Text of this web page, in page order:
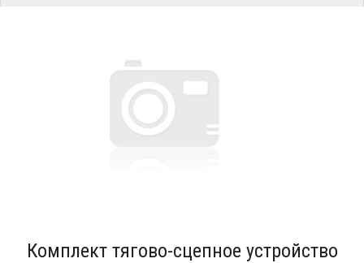
Комплект тягово-сцепное устройство